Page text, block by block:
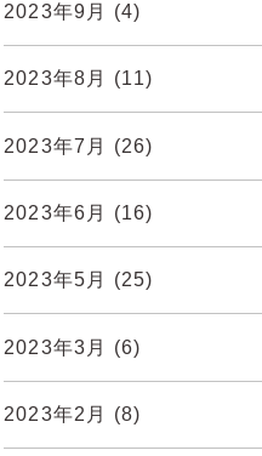
2023年9月 (4)
2023年8月 (11)
2023年7月 (26)
2023年6月 (16)
2023年5月 (25)
2023年3月 (6)
2023年2月 (8)